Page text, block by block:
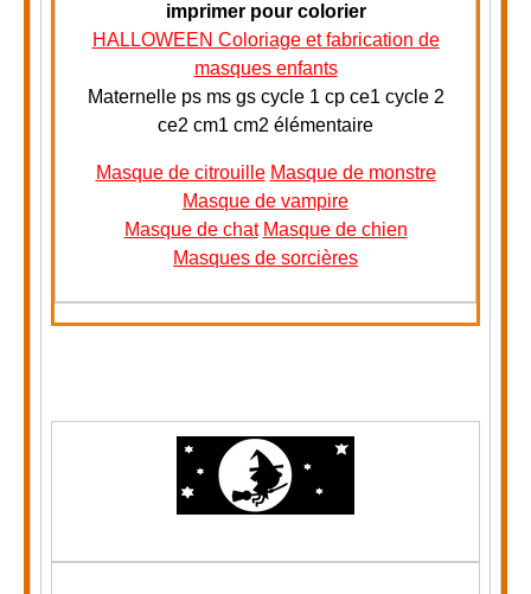
imprimer pour colorier
HALLOWEEN Coloriage et fabrication de
masques enfants
Maternelle ps ms gs cycle 1 cp ce1 cycle 2
ce2 cm1 cm2 élémentaire
Masque de citrouille Masque de monstre
Masque de vampire
Masque de chat Masque de chien
Masques de sorcières